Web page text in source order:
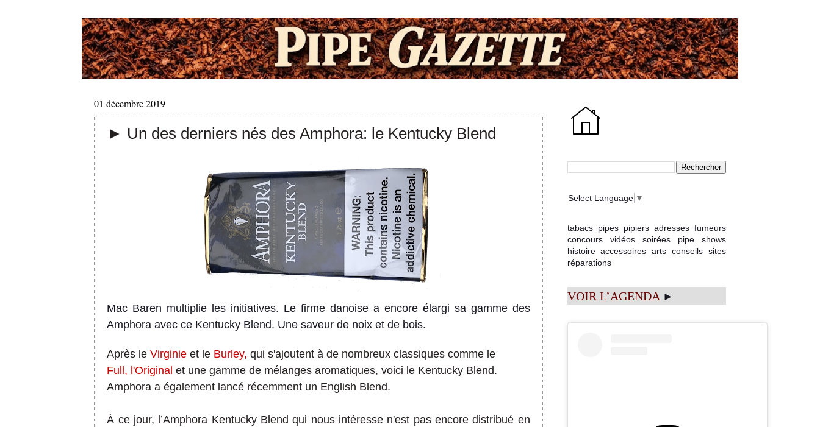
01 décembre 2019
► Un des derniers nés des Amphora: le Kentucky Blend
Mac Baren multiplie les initiatives. Le firme danoise a encore élargi sa gamme des
Amphora avec ce Kentucky Blend. Une saveur de noix et de bois.
Après leVirginie et le Burley, qui s'ajoutent à de nombreux classiques comme le
Full , l'Original et une gamme de mélanges aromatiques, voici le Kentucky Blend.
Amphora a également lancé récemment un English Blend.
À ce jour, l’Amphora Kentucky Blend qui nous intéresse n'est pas encore distribué en
Select Language ▼
tabacs pipes pipiers adresses fumeurs
concours
vidéos soirées
pipe shows
histoire accessoires arts conseils sites
réparations
VOIR L’AGENDA ►